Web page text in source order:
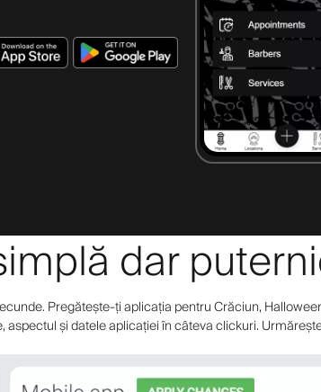
dar
Pregătește-ți aplicația pentru Crăciun,
aspectul și datele aplicației în câteva clickuri.